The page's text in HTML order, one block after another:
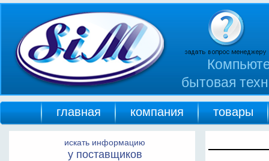
бытовая
главная компания товары
искать информацию
у поставщиков